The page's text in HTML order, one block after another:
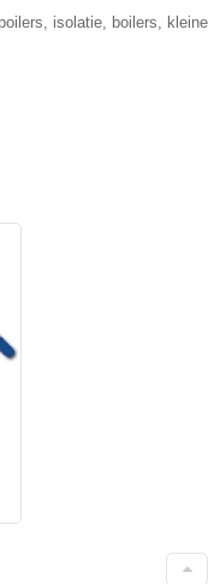
isolatie, boilers, kleine